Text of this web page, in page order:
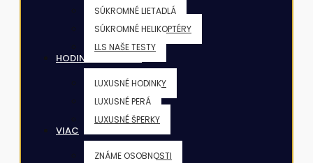
SÚKROMNÉ LIETADLÁ
SÚKROMNÉ HELIKOPTÉRY
LLS NAŠE TESTY
HODINKY & ŠPERKY
LUXUSNÉ HODINKY
LUXUSNÉ PERÁ
LUXUSNÉ ŠPERKY
VIAC
ZNÁME OSOBNOSTI